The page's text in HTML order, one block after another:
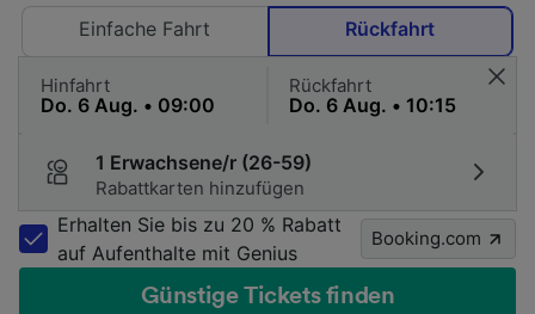
Einfache Fahrt
Rückfahrt
Hinfahrt Rückfahrt
1 Erwachsene/r (26-59)
Rabattkarten hinzufügen
Erhalten Sie bis zu 20 % Rabatt
auf Aufenthalte mit Genius
Booking.com
Günstige Tickets finden